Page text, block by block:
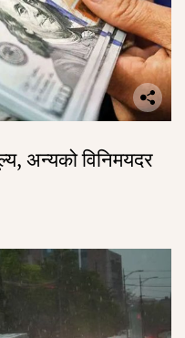
अन्यको विनिमयदर